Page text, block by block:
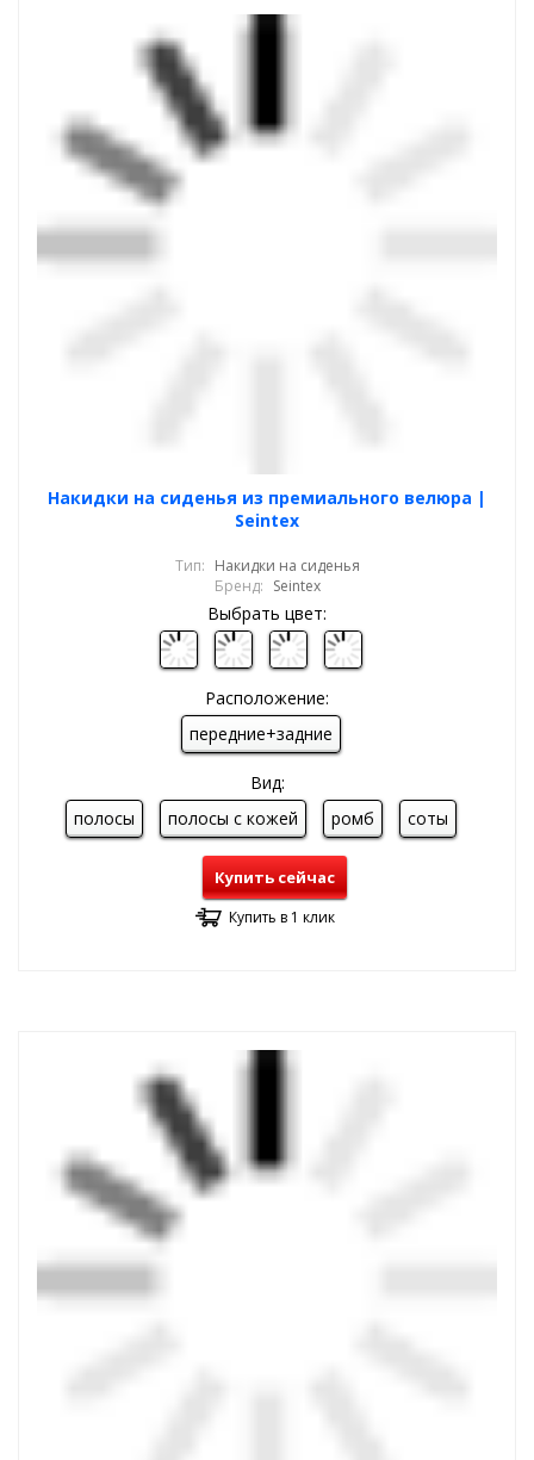
Накидки на сиденья из премиального велюра |
Seintex
Тип: Накидки на сиденья
Бренд: Seintex
Выбрать цвет:
Расположение:
передние+задние
Вид:
полосы
полосы с кожей ромб соты
Купить сейчас
Купить в 1 клик